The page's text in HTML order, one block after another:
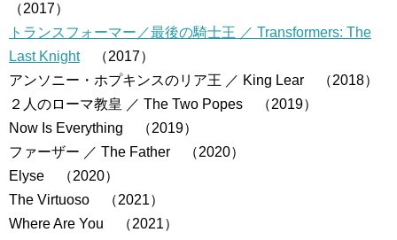
（2017）
トランスフォーマー／最後の騎士王 ／ Transformers: The
Last Knight（2017）
アンソニー・ホプキンスのリア王 ／ King Lear （2018）
２人のローマ教皇 ／ The Two Popes （2019）
Now Is Everything （2019）
ファーザー ／ The Father （2020）
Elyse （2020）
The Virtuoso （2021）
Where Are You （2021）